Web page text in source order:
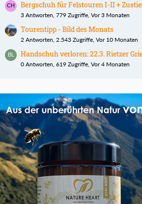
Bergschuh für Felstouren I-II +
3 Antworten, 779 Zugriffe, Vor 3 Monaten
Tourentipp - Bild des Monats
2 Antworten, 2.543 Zugriffe, Vor 10 Monaten
Handschuh verloren: 22.3. Rietzer
0 Antworten, 619 Zugriffe, Vor 4 Monaten